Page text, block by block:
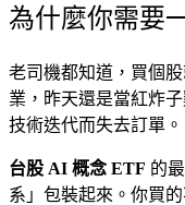
為什麼你需要
老司機都知道，買個
業，昨天還是當紅炸
技術迭代而失去訂單。
台股 AI 概念 ETF 的
系」包裝起來。你買